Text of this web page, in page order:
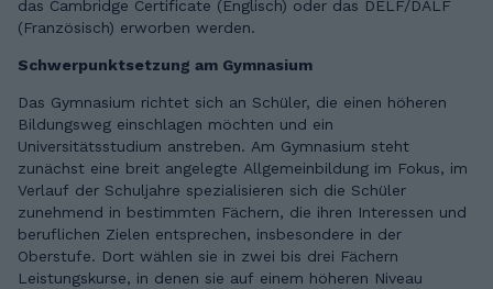
das Cambridge Certificate (Englisch) oder das DELF/DALF
(Französisch) erworben werden.
Schwerpunktsetzung am Gymnasium
Das Gymnasium richtet sich an Schüler, die einen höheren
Bildungsweg einschlagen möchten und ein
Universitätsstudium anstreben. Am Gymnasium steht
zunächst eine breit angelegte Allgemeinbildung im Fokus, im
Verlauf der Schuljahre spezialisieren sich die Schüler
zunehmend in bestimmten Fächern, die ihren Interessen und
beruflichen Zielen entsprechen, insbesondere in der
Oberstufe. Dort wählen sie in zwei bis drei Fächern
Leistungskurse, in denen sie auf einem höheren Niveau